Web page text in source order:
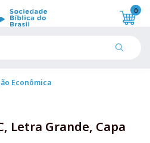
0
Econômica
Letra Grande, Capa